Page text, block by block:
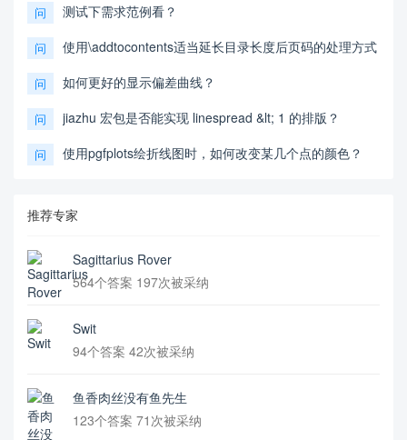
问 测试下需求范例看？
问 使用\addtocontents适当延长目录长度后页码的处理方式
问 如何更好的显示偏差曲线？
问 jiazhu 宏包是否能实现 linespread &lt; 1 的排版？
问 使用pgfplots绘折线图时，如何改变某几个点的颜色？
推荐专家
Sagittarius Rover
564个答案 197次被采纳
Swit
94个答案 42次被采纳
鱼香肉丝没有鱼先生
123个答案 71次被采纳